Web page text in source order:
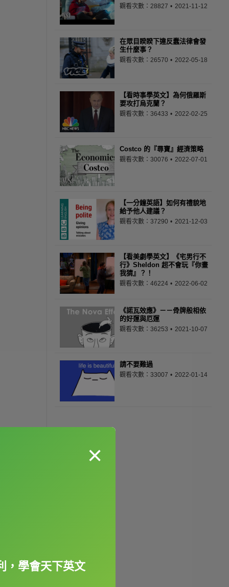
觀看次數：28827 2021-11-12
在眾目睽睽下違反蠢法律會發
生什麼事？
觀看次數：26570 2022-05-18
【看時事學英文】為何俄羅斯
要攻打烏克蘭？
觀看次數：36433 2022-02-25
Costco 的『尋寶』經濟策略
觀看次數：30076 2022-07-01
【一分鐘英語】如何有禮貌地
給予他人建議？
觀看次數：37290 2021-12-03
【看美劇學英文】《宅男行不
行》Sheldon 超不會玩『你畫
我猜』？！
觀看次數：46224 2022-06-02
《諾瓦效應》－－骨牌般相依
的好運與厄運
觀看次數：36253 2021-10-07
請不要難過
觀看次數：33007 2022-01-14
×
，學會天下英文